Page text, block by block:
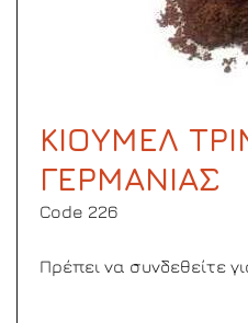
ΚΙΟΥΜΕΛ
ΓΕΡΜΑΝΙΑΣ
Code 226
Πρέπει να συνδεθείτε